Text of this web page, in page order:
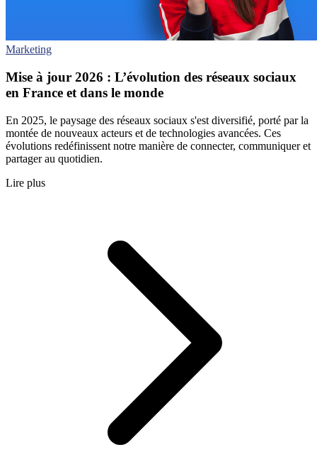
Marketing
Mise à jour 2026 : L’évolution des réseaux sociaux
en France et dans le monde
En 2025, le paysage des réseaux sociaux s'est diversifié, porté par la
montée de nouveaux acteurs et de technologies avancées. Ces
évolutions redéfinissent notre manière de connecter, communiquer et
partager au quotidien.
Lire plus